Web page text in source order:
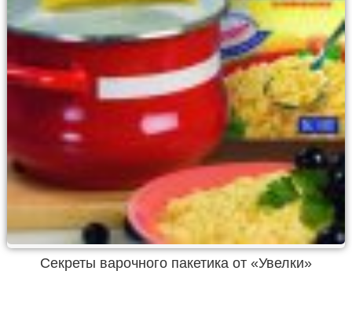
Секреты варочного пакетика от «Увелки»